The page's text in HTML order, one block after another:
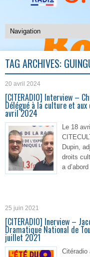
TAG ARCHIVES:
20 avril 2024
[CITERADIO] Interview –
Délégué à la culture et
avril 2024
Le 18
Dupin,
droits
a
25 juin 2021
[CITERADIO] Inerview –
Dramatique National de
juillet 2021
Citéradio